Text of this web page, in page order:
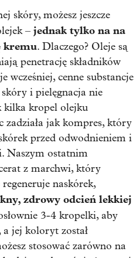
skóry, możesz jeszcze
– jednak tylko na na
kremu. Dlaczego? Oleje są
penetrację składników
wcześniej, cenne substancje
i pielęgnacja nie
kilka kropel olejku
zadziała jak kompres, który
przed odwodnieniem i
Naszym ostatnim
z marchwi, który
naskórek,
zdrowy odcień lekkiej
3-4 kropelki, aby
a jej koloryt został
stosować zarówno na